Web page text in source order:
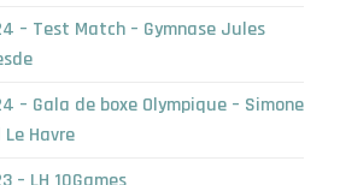
– Test Match – Gymnase Jules
– Gala de boxe Olympique – Simone
Le Havre